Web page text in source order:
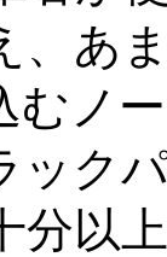
、あ
むノ
ック
分以